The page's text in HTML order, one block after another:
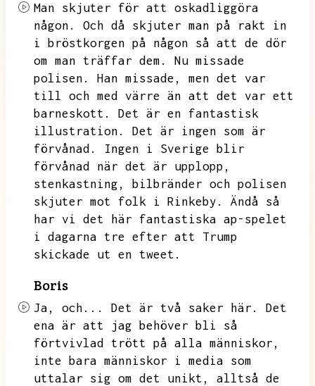
Man skjuter för att oskadliggöra
någon.
Och då skjuter man på rakt in
i bröstkorgen på någon så att de dör
om man träffar dem.
Nu missade
polisen.
Han missade,
men det var
till och med värre än att det var ett
barneskott.
Det är en fantastisk
illustration.
Det är ingen som är
förvånad.
Ingen i Sverige blir
förvånad när det är upplopp,
stenkastning,
bilbränder och polisen
skjuter mot folk i Rinkeby.
Ändå så
har vi det här fantastiska ap-spelet
i dagarna tre efter att Trump
skickade ut en tweet.
Boris
Ja, och... Det är två saker här.
Det
ena är att jag behöver bli så
förtvivlad trött på alla människor,
inte bara människor i media som
uttalar sig om det unikt,
alltså de